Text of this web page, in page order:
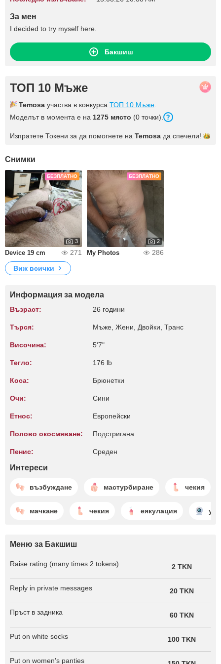
За мен
I decided to try myself here.
Бакшиш
ТОП 10 Мъже
Temosa участва в конкурса ТОП 10 Мъже
Моделът в момента е на 1275 място (0 точки).
Изпратете Токени за да помогнете на Temosa да спечели!
Снимки
БЕЗПЛАТНО
3
Device 19 cm 271
БЕЗПЛАТНО
2
My Photos
286
Виж всички
Информация за модела
Възраст: 26 години
Търся: Мъже, Жени, Двойки, Транс
Височина: 5'7"
Тегло: 176 lb
Коса: Брюнетки
Очи: Сини
Етнос: Европейски
Полово окосмяване: Подстригана
Пенис: Среден
Интереси
възбуждане мастурбиране чекия
мачкане чекия еякулация
Меню за Бакшиш
Raise rating (many times 2 tokens) 2 TKN
Reply in private messages 20 TKN
Пръст в задника 60 TKN
Put on white socks 100 TKN
Put on women's panties